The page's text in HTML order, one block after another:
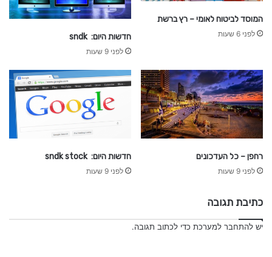
המוסד לביטוח לאומי – רץ ברשת
לפני 6 שעות חדשות היום: sndk
לפני 9 שעות
רחפן – כל העדכונים
לפני 9 שעות
חדשות היום: sndk stock
לפני 9 שעות
כתיבת תגובה
יש להתחבר למערכת כדי לכתוב תגובה.